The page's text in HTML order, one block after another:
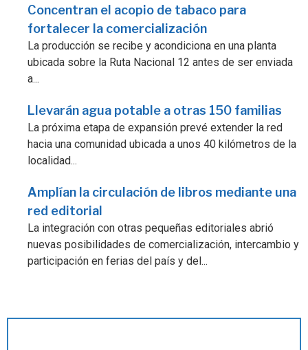
Concentran el acopio de tabaco para
fortalecer la comercialización
La producción se recibe y acondiciona en una planta
ubicada sobre la Ruta Nacional 12 antes de ser enviada
a...
Llevarán agua potable a otras 150 familias
La próxima etapa de expansión prevé extender la red
hacia una comunidad ubicada a unos 40 kilómetros de la
localidad...
Amplían la circulación de libros mediante una
red editorial
La integración con otras pequeñas editoriales abrió
nuevas posibilidades de comercialización, intercambio y
participación en ferias del país y del...